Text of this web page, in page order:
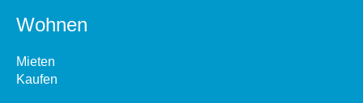
Wohnen
Mieten
Kaufen